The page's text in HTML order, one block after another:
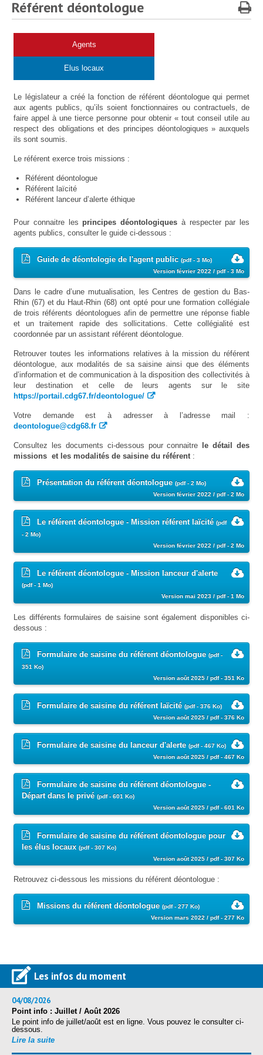
Santé Sécurité au Travail ▼
e-services
Référent déontologue
Agents
Elus locaux
Le législateur a créé la fonction de référent déontologue qui permet
aux agents publics, qu’ils soient fonctionnaires ou contractuels, de
faire appel à une tierce personne pour obtenir « tout conseil utile au
respect des obligations et des principes déontologiques » auxquels
ils sont soumis.
Le référent exerce trois missions :
Référent déontologue
Référent laïcité
Référent lanceur d’alerte éthique
Pour connaitre les principes déontologiques à respecter par les
agents publics, consulter le guide ci-dessous :
Guide de déontologie de l'agent public (pdf - 3 Mo)
Version février 2022 / pdf - 3 Mo
Dans le cadre d’une mutualisation, les Centres de gestion du Bas-
Rhin (67) et du Haut-Rhin (68) ont opté pour une formation collégiale
de trois référents déontologues afin de permettre une réponse fiable
et un traitement rapide des sollicitations. Cette collégialité est
coordonnée par un assistant référent déontologue.
Retrouver toutes les informations relatives à la mission du référent
déontologue, aux modalités de sa saisine ainsi que des éléments
d’information et de communication à la disposition des collectivités à
leur destination et celle de leurs agents sur le site
https://portail.cdg67.fr/deontologue/
Votre demande est à adresser à l’adresse mail :
deontologue@cdg68.fr
Consultez les documents ci-dessous pour connaitre
le détail des
missions et les modalités de saisine du référent:
Présentation du référent déontologue (pdf - 2 Mo)
Version février 2022 / pdf - 2 Mo
Le référent déontologue - Mission référent laïcité (pdf
- 2 Mo)
Version février 2022 / pdf - 2 Mo
Le référent déontologue - Mission lanceur d'alerte
(pdf - 1 Mo)
Version mai 2023 / pdf - 1 Mo
Les différents formulaires de saisine sont également disponibles ci-
dessous :
Formulaire de saisine du référent déontologue (pdf -
351 Ko)
Version août 2025 / pdf - 351 Ko
Formulaire de saisine du référent laïcité (pdf - 376 Ko)
Version août 2025 / pdf - 376 Ko
Formulaire de saisine du lanceur d'alerte (pdf - 467 Ko)
Version août 2025 / pdf - 467 Ko
Formulaire de saisine du référent déontologue -
Départ dans le privé (pdf - 601 Ko)
Version août 2025 / pdf - 601 Ko
Formulaire de saisine du référent déontologue pour
les élus locaux (pdf - 307 Ko)
Version août 2025 / pdf - 307 Ko
Retrouvez ci-dessous les missions du référent déontologue :
Missions du référent déontologue (pdf - 277 Ko)
Version mars 2022 / pdf - 277 Ko
Le cadre légal et réglementaire du référent déontologue pour les élus
locaux émane de laloi n° 2022- 217 du 21 février 2022 dite « 3DS »
et dudécret n° 2022-1520 du 6 décembre 2022qui en précise
l’application.
Avec l’entrée en vigueur de cette réforme au 1er juin 2023, l’article L.
1111-1-1 du code général des collectivités territoriales est ainsi rédigé
: «Tout élu local peut consulter un référent déontologue chargé
Les infos du moment
04/08/2026
Point info : Juillet / Août 2026
Le point info de juillet/août est en ligne. Vous pouvez le consulter ci-
dessous.
Lire la suite